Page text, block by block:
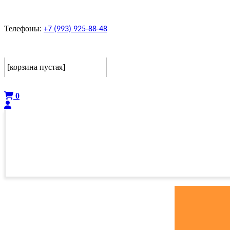
Телефоны: +7 (993) 925-88-48
[корзина пустая]
0